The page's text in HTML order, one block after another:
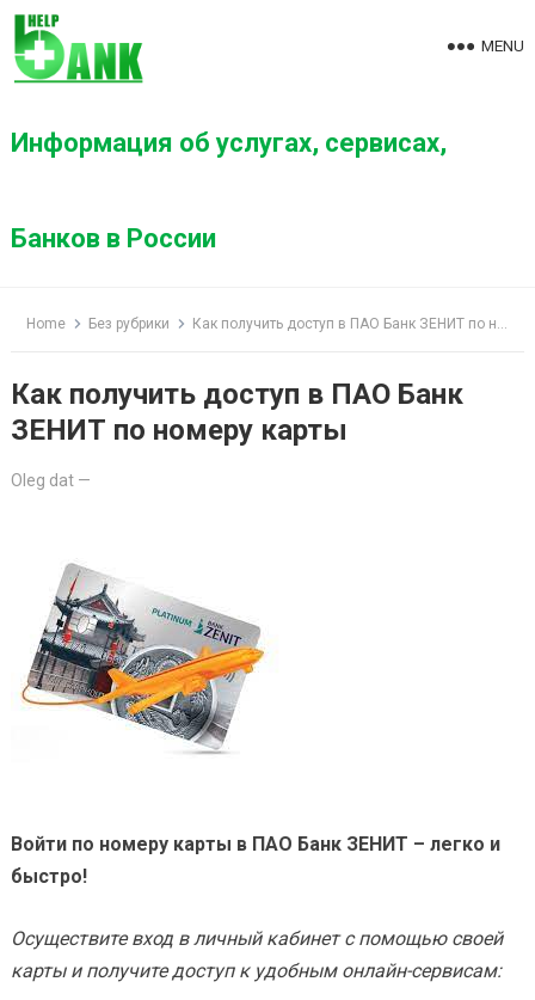
Информация об услугах, сервисах,
Банков в России
MENU
Home Без рубрики Как получить доступ в ПАО Банк ЗЕНИТ по номеру карты
Как получить доступ в ПАО Банк
ЗЕНИТ по номеру карты
Oleg dat—
Войти по номеру карты в ПАО Банк ЗЕНИТ – легко и
быстро!
Осуществите вход в личный кабинет с помощью своей
карты и получите доступ к удобным онлайн-сервисам: